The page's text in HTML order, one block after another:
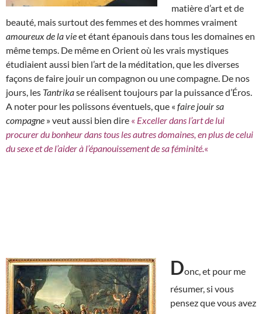
matière d’art et de
beauté, mais surtout des femmes et des hommes vraiment
amoureux de la vieet étant épanouis dans tous les domaines en
même temps. De même en Orient où les vrais mystiques
étudiaient aussi bien l’art de la méditation, que les diverses
façons de faire jouir un compagnon ou une compagne. De nos
jours, les Tantrikase réalisent toujours par la puissance d’Éros.
A noter pour les polissons éventuels, que « faire jouir sa
compagne » veut aussi bien dire « Exceller dans l’art de lui
procurer du bonheur dans tous les autres domaines, en plus de celui
du sexe et de l’aider à l’épanouissement de sa féminité. «
Donc, et pour me
résumer, si vous
pensez que vous avez